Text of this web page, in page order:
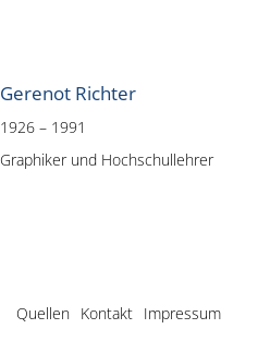
Gerenot Richter
1926 – 1991
Graphiker und Hochschullehrer
Quellen Kontakt Impressum